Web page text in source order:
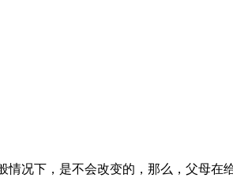
况下，是不会改变的，那么，父母